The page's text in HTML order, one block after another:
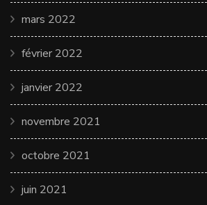
mars 2022
février 2022
janvier 2022
novembre 2021
octobre 2021
juin 2021